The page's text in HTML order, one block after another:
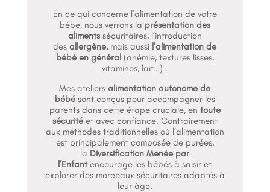
En ce qui concerne l’alimentation de votre
bébé, nous verrons la présentation des
aliments sécuritaires, l’introduction
desallergène, mais aussi l’alimentation de
bébé en général (anémie, textures lisses,
vitamines, lait…) .
Mes ateliers alimentation autonome de
bébé sont conçus pour accompagner les
parents dans cette étape cruciale, en toute
sécurité et avec confiance. Contrairement
aux méthodes traditionnelles où l’alimentation
est principalement composée de purées,
la Diversification Menée par
l’Enfant encourage les bébés à saisir et
explorer des morceaux sécuritaires adaptés à
leur âge.